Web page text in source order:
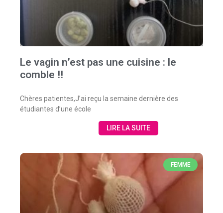
Le vagin n’est pas une cuisine : le
comble !!
Chères patientes,J’ai reçu la semaine dernière des
étudiantes d’une école
LIRE LA SUITE
FEMME